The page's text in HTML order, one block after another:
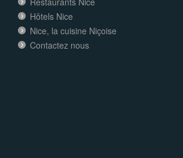
Hôtels Nice
Nice, la cuisine Niçoise
Contactez nous